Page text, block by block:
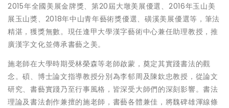
2015年全國美展金牌獎、第20屆大墩美展優選、2016年玉山美
展玉山獎、2018年中山青年藝術獎優選、磺溪美展優選等，筆法
精湛，獲獎無數。現任逢甲大學漢字藝術中心兼任助理教授，推
廣漢字文化並傳承書藝之美。
施老師在大學時期受林榮森等老師啟蒙，奠定其實踐書法的觀
念。碩、博士論文指導教授分別為李郁周及陳欽忠教授，從論文
研究、書藝實踐乃至行事風格，皆深受大師們的深刻影響。書法
理論及書法創作兼擅的施老師，書藝各體兼佳，將魏碑雄渾線條